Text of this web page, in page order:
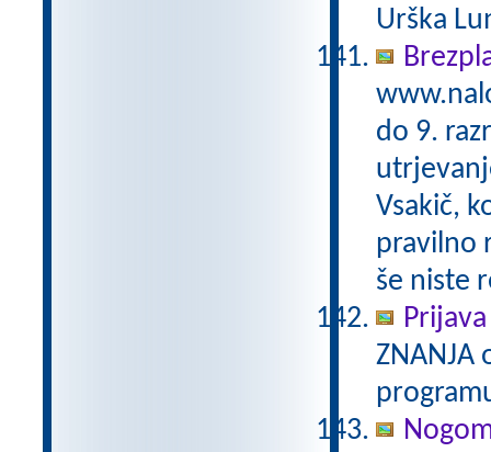
Urška
do 9.
Vsakič,
pravilno
še niste
ZNANJA